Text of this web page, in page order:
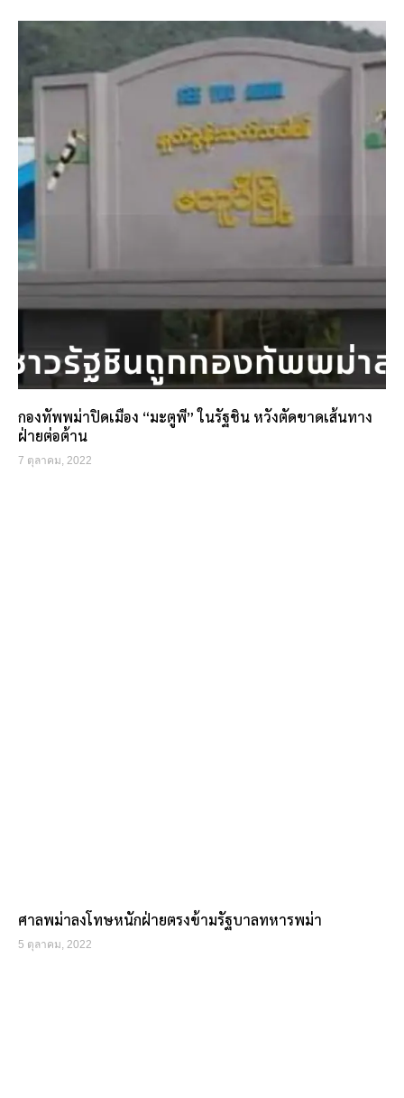
กองทัพพม่าปิดเมือง “มะตูพี” ในรัฐชิน หวังตัดขาดเส้นทาง
ฝ่ายต่อต้าน
7 ตุลาคม, 2022
ศาลพม่าลงโทษหนักฝ่ายตรงข้ามรัฐบาลทหารพม่า
5 ตุลาคม, 2022